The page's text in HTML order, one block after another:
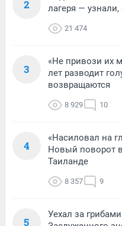
2
лагеря —
21 474
3
«Не привози их
лет разводит
возвращаются
8 929 10
4
«Насиловал на
Новый поворот
Таиланде
8 357 9
5
Уехал за